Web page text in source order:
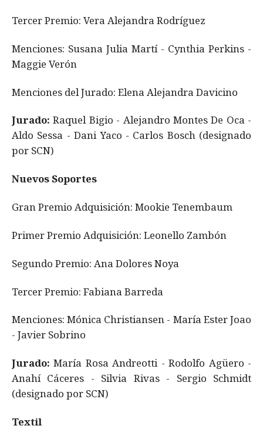
Tercer Premio: Vera Alejandra Rodríguez
Menciones: Susana Julia Martí - Cynthia Perkins -
Maggie Verón
Menciones del Jurado: Elena Alejandra Davicino
Jurado: Raquel Bigio - Alejandro Montes De Oca -
Aldo Sessa - Dani Yaco - Carlos Bosch (designado
por SCN)
Nuevos Soportes
Gran Premio Adquisición: Mookie Tenembaum
Primer Premio Adquisición: Leonello Zambón
Segundo Premio: Ana Dolores Noya
Tercer Premio: Fabiana Barreda
Menciones: Mónica Christiansen - María Ester Joao
- Javier Sobrino
Jurado: María Rosa Andreotti - Rodolfo Agüero -
Anahí Cáceres - Silvia Rivas - Sergio Schmidt
(designado por SCN)
Textil